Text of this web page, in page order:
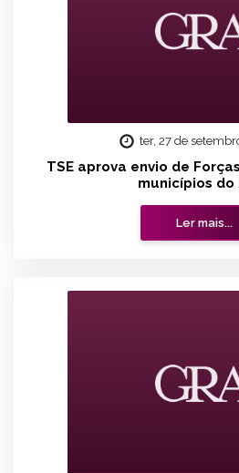
ter, 27 de
TSE aprova envio de
municípios do
Ler mais...